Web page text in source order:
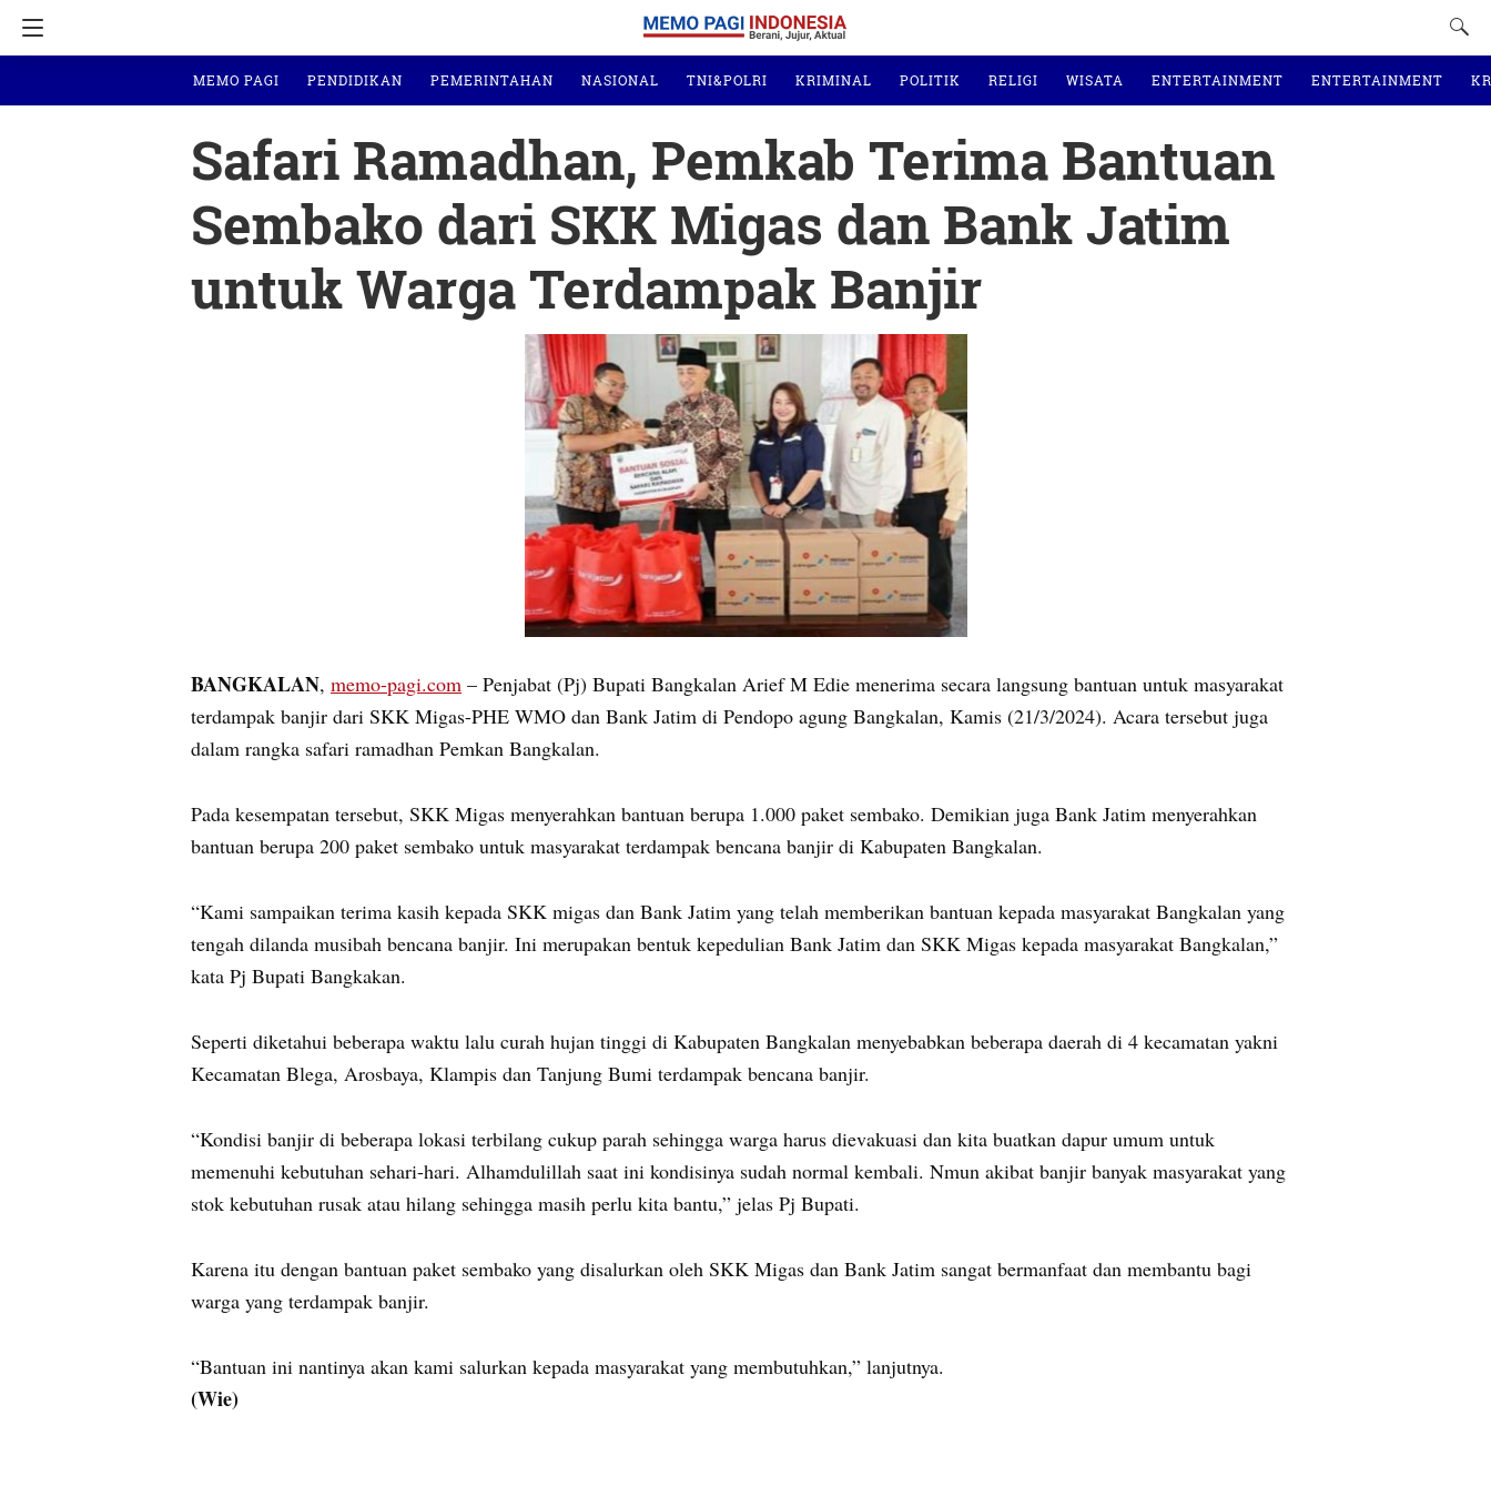
MEMO PAGI PENDIDIKAN PEMERINTAHAN NASIONAL TNI&POLRI KRIMINAL POLITIK RELIGI WISATA ENTERTAINMENT ENTERTAINMENT
Safari Ramadhan, Pemkab Terima Bantuan
Sembako dari SKK Migas dan Bank Jatim
untuk Warga Terdampak Banjir
BANGKALAN, memo-pagi.com – Penjabat (Pj) Bupati Bangkalan Arief M Edie menerima secara langsung bantuan untuk masyarakat
terdampak banjir dari SKK Migas-PHE WMO dan Bank Jatim di Pendopo agung Bangkalan, Kamis (21/3/2024). Acara tersebut juga
dalam rangka safari ramadhan Pemkan Bangkalan.
Pada kesempatan tersebut, SKK Migas menyerahkan bantuan berupa 1.000 paket sembako. Demikian juga Bank Jatim menyerahkan
bantuan berupa 200 paket sembako untuk masyarakat terdampak bencana banjir di Kabupaten Bangkalan.
“Kami sampaikan terima kasih kepada SKK migas dan Bank Jatim yang telah memberikan bantuan kepada masyarakat Bangkalan yang
tengah dilanda musibah bencana banjir. Ini merupakan bentuk kepedulian Bank Jatim dan SKK Migas kepada masyarakat Bangkalan,”
kata Pj Bupati Bangkakan.
Seperti diketahui beberapa waktu lalu curah hujan tinggi di Kabupaten Bangkalan menyebabkan beberapa daerah di 4 kecamatan yakni
Kecamatan Blega, Arosbaya, Klampis dan Tanjung Bumi terdampak bencana banjir.
“Kondisi banjir di beberapa lokasi terbilang cukup parah sehingga warga harus dievakuasi dan kita buatkan dapur umum untuk
memenuhi kebutuhan sehari-hari. Alhamdulillah saat ini kondisinya sudah normal kembali. Nmun akibat banjir banyak masyarakat yang
stok kebutuhan rusak atau hilang sehingga masih perlu kita bantu,” jelas Pj Bupati.
Karena itu dengan bantuan paket sembako yang disalurkan oleh SKK Migas dan Bank Jatim sangat bermanfaat dan membantu bagi
warga yang terdampak banjir.
“Bantuan ini nantinya akan kami salurkan kepada masyarakat yang membutuhkan,” lanjutnya.
(Wie)